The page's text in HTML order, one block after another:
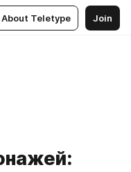
About Teletype Join